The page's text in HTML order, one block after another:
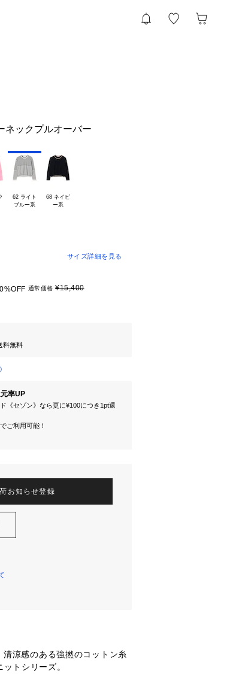
ネックプルオーバー
62 ライト
68 ネイビ
サイズ詳細を見る
通常価格 ¥15,400
料無料
率UP
《セゾン》なら更に¥100につき1pt還
ご利用可能！
お知らせ登録
清涼感のある強撚のコットン糸
トシリーズ。